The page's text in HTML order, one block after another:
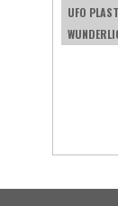
UFO PLAST